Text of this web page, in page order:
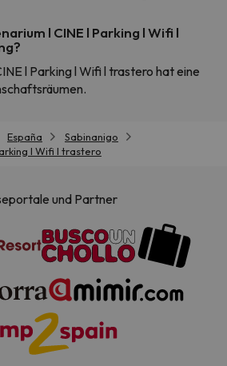
l CINE l Parking l Wifi l
l Parking l Wifi l trastero hat eine
España
Sabinanigo
l Wifi l trastero
und Partner